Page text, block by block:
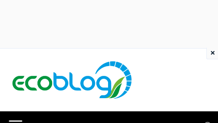
×